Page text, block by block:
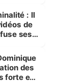
: Il
de
ses
des
forte et